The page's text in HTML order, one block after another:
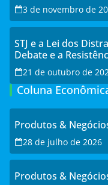
3 de novembro de
STJ e a Lei dos
Debate e a
21 de outubro de
Coluna
Produtos &
28 de julho de 2026
Produtos &